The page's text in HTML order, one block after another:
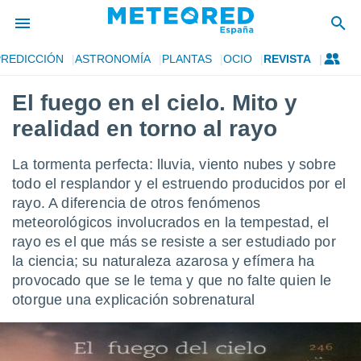
de
por
la
calidad.
a este
las
y
forma
digital
basada
ASTRONOMÍA PLANTAS OCIO REVISTA
El fuego en el cielo. Mito y
realidad en torno al rayo
La tormenta perfecta: lluvia, viento nubes y sobre
todo el resplandor y el estruendo producidos por el
rayo. A diferencia de otros fenómenos
meteorológicos involucrados en la tempestad, el
rayo es el que más se resiste a ser estudiado por
la ciencia; su naturaleza azarosa y efímera ha
provocado que se le tema y que no falte quien le
otorgue una explicación sobrenatural